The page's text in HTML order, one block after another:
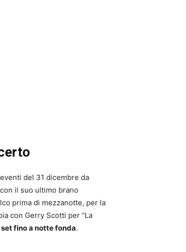
del 31 dicembre da
il suo ultimo brano
prima di mezzanotte, per la
con Gerry Scotti per “La
fino a notte fonda.